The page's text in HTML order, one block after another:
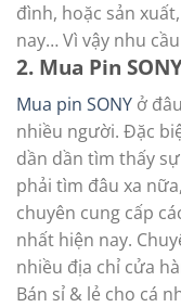
đình, hoặc sản
nay… Vì vậy nhu
2. Mua Pin
Mua pin SONY ở
nhiều người. Đặc
dần dần tìm thấy
phải tìm đâu xa
chuyên cung cấp
nhất hiện nay.
nhiều địa chỉ cửa
Bán sỉ & lẻ cho cá